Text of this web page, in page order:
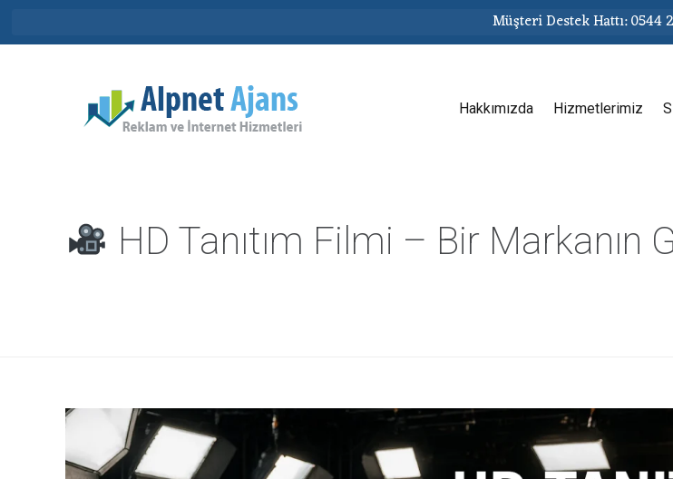
Müşteri Destek Hattı: 0544
Hakkımızda Hizmetlerimiz
HD Tanıtım Filmi – Bir Markanın